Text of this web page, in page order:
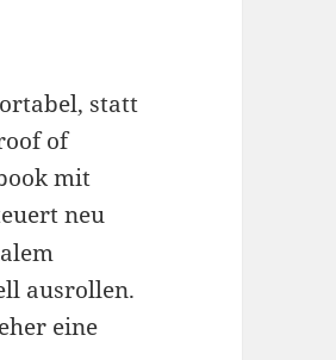
statt
of
mit
neu
ausrollen.
eine